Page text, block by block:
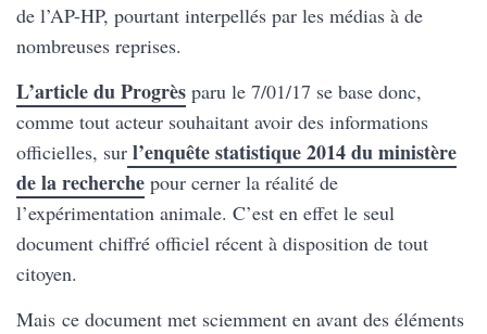
de l’AP-HP, pourtant interpellés par les médias à de
nombreuses reprises.
L’article du Progrès paru le 7/01/17 se base donc,
comme tout acteur souhaitant avoir des informations
officielles, sur l’enquête statistique 2014 du ministère
de la recherche pour cerner la réalité de
l’expérimentation animale. C’est en effet le seul
document chiffré officiel récent à disposition de tout
citoyen.
Mais ce document met sciemment en avant des éléments